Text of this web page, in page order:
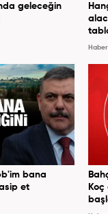
geleceğin
bana
et
Koç